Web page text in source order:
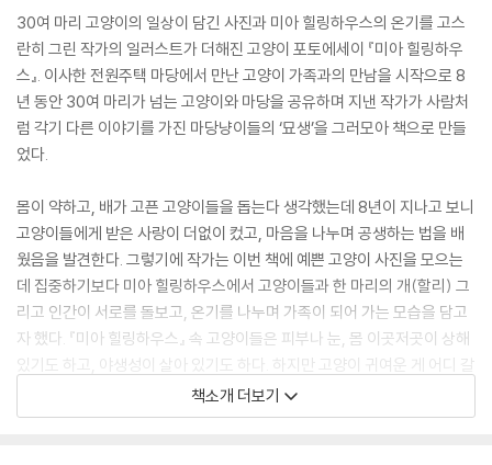
30여 마리 고양이의 일상이 담긴 사진과 미아 힐링하우스의 온기를 고스
란히 그린 작가의 일러스트가 더해진 고양이 포토에세이 『미아 힐링하우
스』. 이사한 전원주택 마당에서 만난 고양이 가족과의 만남을 시작으로 8
년 동안 30여 마리가 넘는 고양이와 마당을 공유하며 지낸 작가가 사람처
럼 각기 다른 이야기를 가진 마당냥이들의 ‘묘생’을 그러모아 책으로 만들
었다.
몸이 약하고, 배가 고픈 고양이들을 돕는다 생각했는데 8년이 지나고 보니
고양이들에게 받은 사랑이 더없이 컸고, 마음을 나누며 공생하는 법을 배
웠음을 발견한다. 그렇기에 작가는 이번 책에 예쁜 고양이 사진을 모으는
데 집중하기보다 미아 힐링하우스에서 고양이들과 한 마리의 개(할리) 그
리고 인간이 서로를 돌보고, 온기를 나누며 가족이 되어 가는 모습을 담고
자 했다. 『미아 힐링하우스』 속 고양이들은 피부나 눈, 몸 이곳저곳이 상해
있기도 하고, 야생성이 살아 있기도 하다. 하지만 고양이 귀여운 게 어디 갈
까. 여전히 사랑스러운 고양이들과 개, 인간이 함께 꾸려 가는 일상은 따듯
하기 그지없다. 고양이를 사랑하는 이라면 누구나 그들의 사진과 이야기,
책소개 더보기